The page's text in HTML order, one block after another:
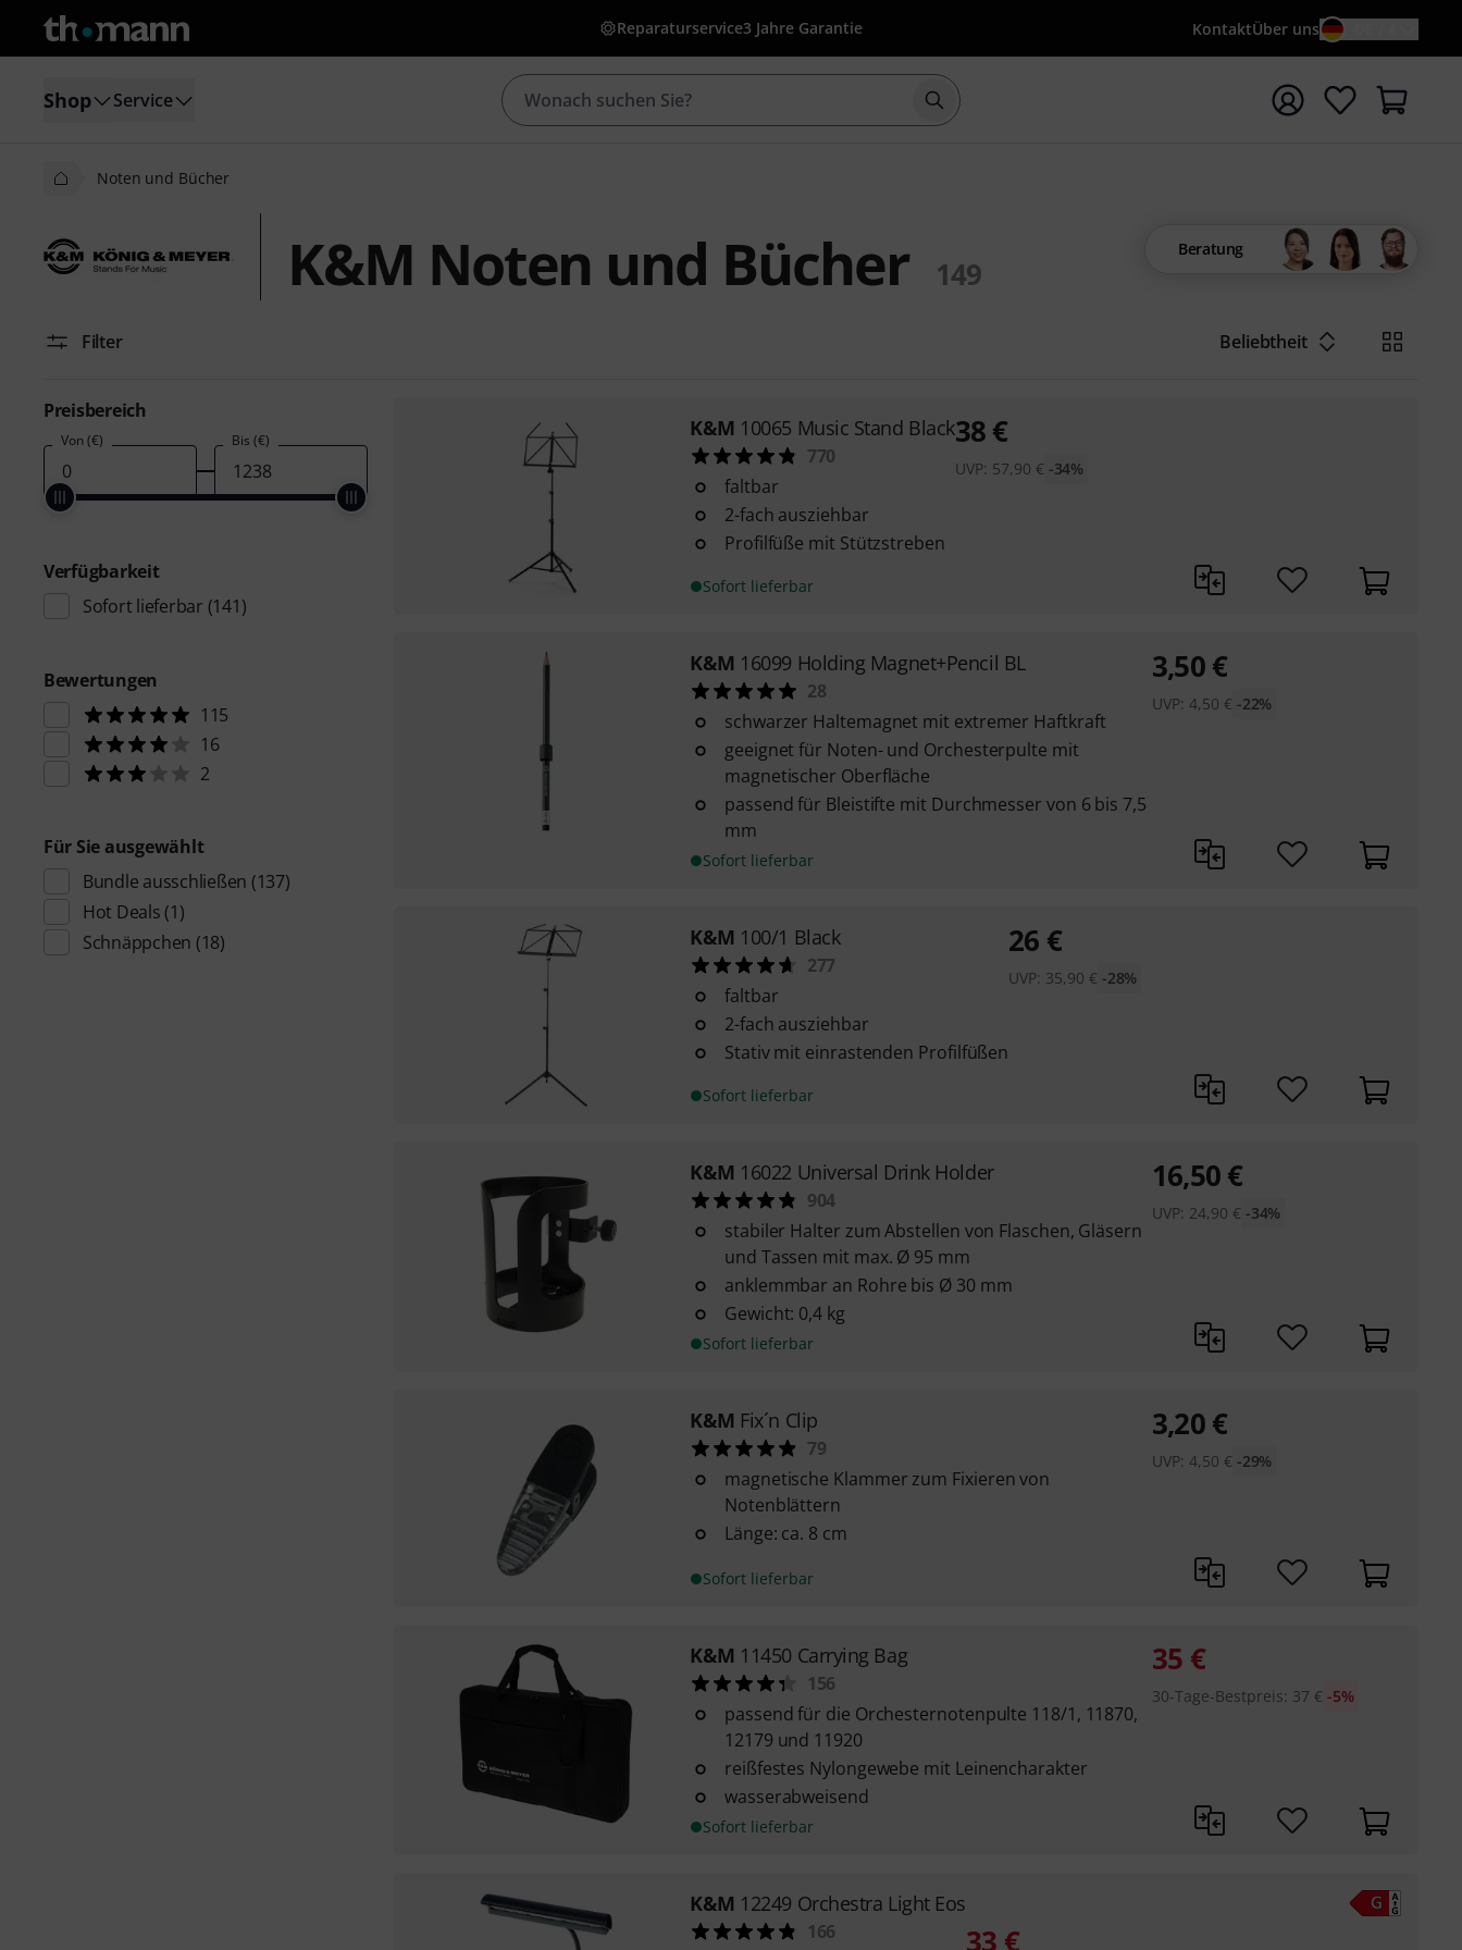
Reparaturservice3 Jahre Garantie KontaktÜber uns
Shop Service Suche mit Suchwort {searchTerm} starten
Noten und Bücher
K&M Noten und Bücher 149
Beratung
Filter Beliebtheit
Preisbereich
Von (€) Bis (€)
Verfügbarkeit
Sofort lieferbar (141)
Bewertungen
115
16
2
Für Sie ausgewählt
Bundle ausschließen (137)
Hot Deals (1)
Schnäppchen (18)
K&M 10065 Music Stand Black
770
faltbar
2-fach ausziehbar
Profilfüße mit Stützstreben
Sofort lieferbar
38€
UVP: 57,90 € -34%
K&M 16099 Holding Magnet+Pencil BL
28
schwarzer Haltemagnet mit extremer Haftkraft
geeignet für Noten- und Orchesterpulte mit
magnetischer Oberfläche
passend für Bleistifte mit Durchmesser von 6 bis 7,5
mm
Sofort lieferbar
3,50€
UVP:4,50 € -22%
K&M 100/1 Black
277
faltbar
2-fach ausziehbar
Stativ mit einrastenden Profilfüßen
Sofort lieferbar
26 €
UVP: 35,90 € -28%
K&M 16022 Universal Drink Holder
904
stabiler Halter zum Abstellen von Flaschen, Gläsern
und Tassen mit max. Ø 95 mm
anklemmbar an Rohre bis Ø 30 mm
Gewicht: 0,4 kg
Sofort lieferbar
16,50€
UVP: 24,90 € -34%
K&M Fix´n Clip
79
magnetische Klammer zum Fixieren von
Notenblättern
Länge: ca. 8 cm
Sofort lieferbar
3,20€
UVP:4,50 € -29%
K&M 11450 Carrying Bag
156
passend für die Orchesternotenpulte 118/1, 11870,
12179 und 11920
reißfestes Nylongewebe mit Leinencharakter
wasserabweisend
Sofort lieferbar
35 €
30-Tage-Bestpreis: 37 € -5%
K&M 12249 Orchestra Light Eos
166
33 €